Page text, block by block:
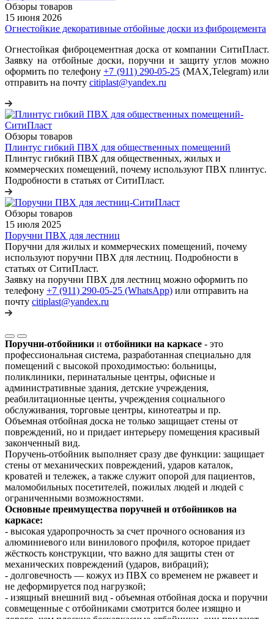
Обзоры товаров
15 июня 2026
Огнестойкие декоративные отбойные доски из фиброцемента
Огнестойкая фиброцементная доска от компании СитиПласт.
Заявку на отбойные доски, поручни и защиту углов можно
оформить по телефону+7 (911) 290-05-25 (МАХ,Telegram) или
отправить на почту citiplast@yandex.ru
Обзоры товаров
Плинтус гибкий ПВХ для общественных помещений
Плинтус гибкий ПВХ для общественных, жилых и
коммерческих помещений, почему используют ПВХ плинтус.
Подробности в статьях от СитиПласт.
Обзоры товаров
15 июля 2025
Поручни ПВХ для лестниц
Поручни для жилых и коммерческих помещений, почему
используют поручни ПВХ для лестниц. Подробности в
статьях от СитиПласт.
Заявку на поручни ПВХ для лестниц можно оформить по
телефону +7 (911) 290-05-25 (WhatsApp) или отправить на
почту citiplast@yandex.ru
Поручни-отбойники и отбойники на каркасе - это
профессиональная система, разработанная специально для
помещений с высокой проходимостью: больницы,
поликлиники, перинатальные центры, офисные и
административные здания, детские учреждения,
реабилитационные центы, учреждения социального
обслуживания, торговые центры, кинотеатры и пр.
Объемная отбойная доска не только защищает стены от
повреждений, но и придает интерьеру помещения красивый
законченный вид.
Поручень-отбойник выполняет сразу две функции: защищает
стены от механических повреждений, ударов каталок,
кроватей и тележек, а также служит опорой для пациентов,
маломобильных посетителей, пожилых людей и людей с
ограниченными возможностями.
Основные преимущества поручней и отбойников на
каркасе:
- высокая ударопрочность за счет прочного основания из
алюминиевого или винилового профиля, которое придает
жёсткость конструкции, что важно для защиты стен от
механических повреждений (ударов, вибраций);
- долговечность — кожух из ПВХ со временем не ржавеет и
не деформируется под нагрузкой;
- изящный внешний вид - объемная отбойная доска и поручни
совмещенные с отбойниками смотрится более изящно и